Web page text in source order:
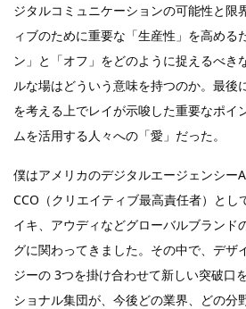
ジタルコミュニケーションの可能性と限
ィブのために重要な「生産性」を高める
ン」と「オフ」をどのように捉えるべき
ルな場はどういう意味を持つのか。最後
を考える上でレイが示唆した重要なポイ
ムを活用する人々への「愛」だった。
僕はアメリカのデジタルエージェンシー
CCO（クリエイティブ最高責任者）とし
イキ、アウディなどグローバルブランド
グに関わってきました。その中で、デザ
ジーの 3つを掛け合わせて新しい突破口
ショナル集団が、今後どの業界、どの分